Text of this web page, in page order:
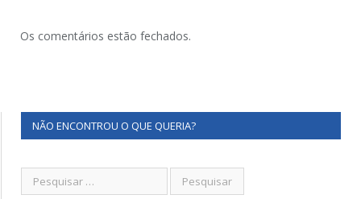
Os comentários estão fechados.
NÃO ENCONTROU O QUE QUERIA?